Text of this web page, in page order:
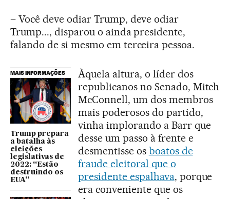
– Você deve odiar Trump, deve odiar
Trump..., disparou o ainda presidente,
falando de si mesmo em terceira pessoa.
MAIS INFORMAÇÕES
Trump prepara
a batalha às
eleições
legislativas de
2022: “Estão
destruindo os
EUA”
Àquela altura, o líder dos
republicanos no Senado, Mitch
McConnell, um dos membros
mais poderosos do partido,
vinha implorando a Barr que
desse um passo à frente e
desmentisse os boatos de
fraude eleitoral que o
presidente espalhava, porque
era conveniente que os